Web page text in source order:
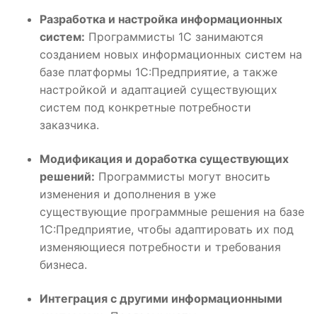
Разработка и настройка информационных
систем: Программисты 1С занимаются
созданием новых информационных систем на
базе платформы 1С:Предприятие, а также
настройкой и адаптацией существующих
систем под конкретные потребности
заказчика.
Модификация и доработка существующих
решений: Программисты могут вносить
изменения и дополнения в уже
существующие программные решения на базе
1С:Предприятие, чтобы адаптировать их под
изменяющиеся потребности и требования
бизнеса.
Интеграция с другими информационными